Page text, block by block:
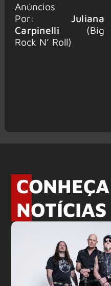
Anúncios
Por: Juliana
Carpinelli (Big
Rock N’ Roll)
NOTÍCIAS